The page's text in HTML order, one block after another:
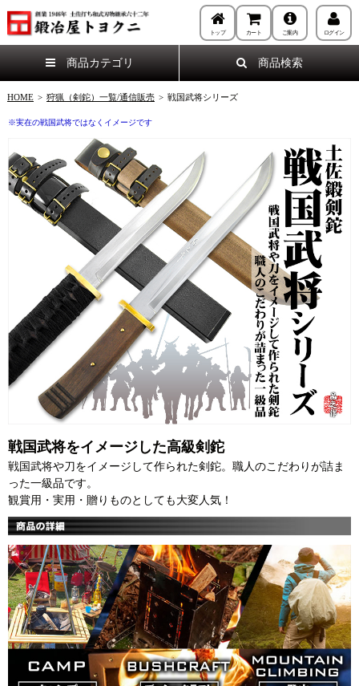
トップ カート ご案内 ログイン
商品カテゴリ 商品検索
HOME > 狩猟（剣鉈）一覧/通信販売 > 戦国武将シリーズ
※実在の戦国武将ではなくイメージです
戦国武将をイメージした高級剣鉈
戦国武将や刀をイメージして作られた剣鉈。職人のこだわりが詰ま
った一級品です。
観賞用・実用・贈りものとしても大変人気！